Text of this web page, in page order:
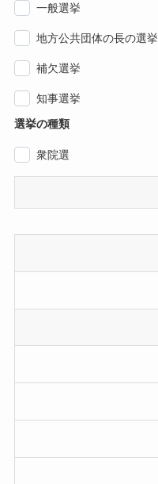
一般選挙
地方公共団体の長の選挙
補欠選挙
知事選挙
選挙の種類
衆院選